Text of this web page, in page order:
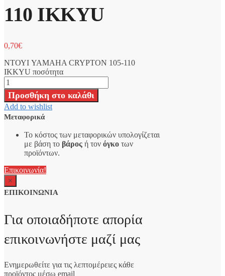
110 IKKYU
0,70€
ΝΤΟΥΙ YAMAHA CRYPTON 105-110
IKKYU ποσότητα
Προσθήκη στο καλάθι
Add to wishlist
Μεταφορικά
Το κόστος των μεταφορικών υπολογίζεται
με βάση το βάρος ή τον όγκο των
προϊόντων.
Επικοινωνία!
×
ΕΠΙΚΟΙΝΩΝΙΑ
Για οποιαδήποτε απορία
επικοινωνήστε μαζί μας
Ενημερωθείτε για τις λεπτομέρειες κάθε
προϊόντος μέσω email